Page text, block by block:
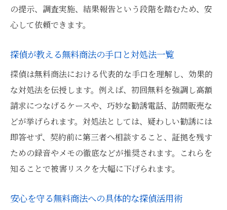
の提示、調査実施、結果報告という段階を踏むため、安
心して依頼できます。
探偵が教える無料商法の手口と対処法一覧
探偵は無料商法における代表的な手口を理解し、効果的
な対処法を伝授します。例えば、初回無料を強調し高額
請求につなげるケースや、巧妙な勧誘電話、訪問販売な
どが挙げられます。対処法としては、疑わしい勧誘には
即答せず、契約前に第三者へ相談すること、証拠を残す
ための録音やメモの徹底などが推奨されます。これらを
知ることで被害リスクを大幅に下げられます。
安心を守る無料商法への具体的な探偵活用術